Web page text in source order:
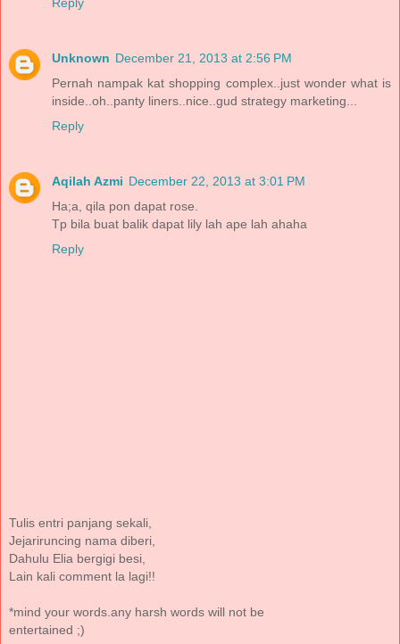
Unknown December 21, 2013 at 2:56 PM
Pernah nampak kat shopping complex..just wonder what is
inside..oh..panty liners..nice..gud strategy marketing...
Reply
Aqilah Azmi December 22, 2013 at 3:01 PM
Ha;a, qila pon dapat rose.
Tp bila buat balik dapat lily lah ape lah ahaha
Reply
Tulis entri panjang sekali,
Jejariruncing nama diberi,
Dahulu Elia bergigi besi,
Lain kali comment la lagi!!
*mind your words.any harsh words will not be
entertained ;)